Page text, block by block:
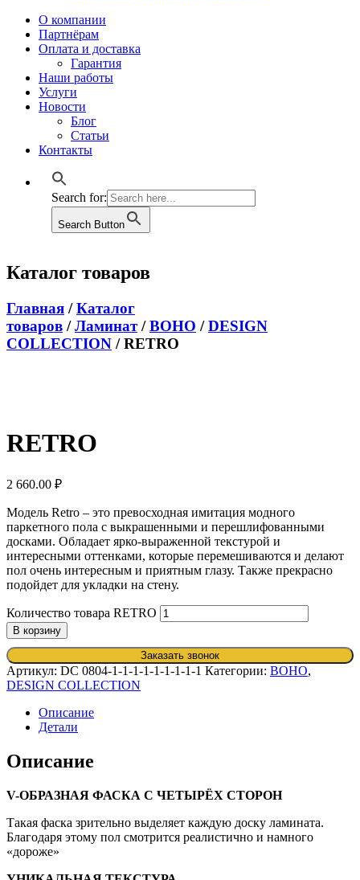
О компании
Партнёрам
Оплата и доставка
Гарантия
Наши работы
Услуги
Новости
Блог
Статьи
Контакты
Search for:
Search Button
Каталог товаров
Главная /Каталог
товаров /Ламинат/BOHO /DESIGN
COLLECTION / RETRO
RETRO
2 660.00 ₽
Модель Retro – это превосходная имитация модного
паркетного пола с выкрашенными и перешлифованными
досками. Обладает ярко-выраженной текстурой и
интересными оттенками, которые перемешиваются и делают
пол очень интересным и приятным глазу. Также прекрасно
подойдет для укладки на стену.
Количество товара RETRO
В корзину
Заказать звонок
Артикул: DC 0804-1-1-1-1-1-1-1-1-1 Категории: BOHO,
DESIGN COLLECTION
Описание
Детали
Описание
V-ОБРАЗНАЯ ФАСКА С ЧЕТЫРЁХ СТОРОН
Такая фаска зрительно выделяет каждую доску ламината.
Благодаря этому пол смотрится реалистично и намного
«дороже»